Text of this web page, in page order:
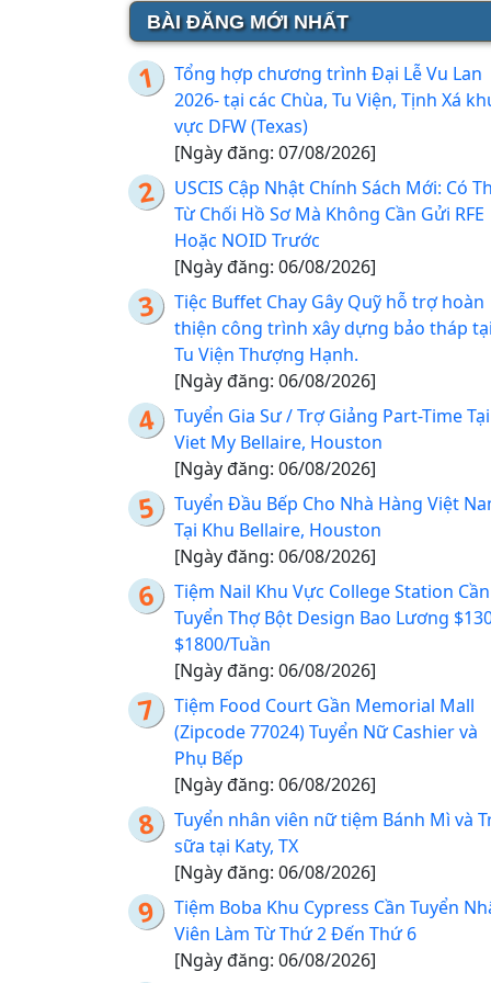
BÀI ĐĂNG MỚI NHẤT
Tổng hợp chương trình Đại Lễ Vu Lan
2026- tại các Chùa, Tu Viện, Tịnh Xá
vực DFW (Texas)
[Ngày đăng: 07/08/2026]
USCIS Cập Nhật Chính Sách Mới: Có
Từ Chối Hồ Sơ Mà Không Cần Gửi RFE
Hoặc NOID Trước
[Ngày đăng: 06/08/2026]
Tiệc Buffet Chay Gây Quỹ hỗ trợ hoàn
thiện công trình xây dựng bảo tháp tại
Tu Viện Thượng Hạnh.
[Ngày đăng: 06/08/2026]
Tuyển Gia Sư / Trợ Giảng Part-Time
Viet My Bellaire, Houston
[Ngày đăng: 06/08/2026]
Tuyển Đầu Bếp Cho Nhà Hàng Việt
Tại Khu Bellaire, Houston
[Ngày đăng: 06/08/2026]
Tiệm Nail Khu Vực College Station Cần
Tuyển Thợ Bột Design Bao Lương
$1800/Tuần
[Ngày đăng: 06/08/2026]
Tiệm Food Court Gần Memorial Mall
(Zipcode 77024) Tuyển Nữ Cashier và
Phụ Bếp
[Ngày đăng: 06/08/2026]
Tuyển nhân viên nữ tiệm Bánh Mì và
sữa tại Katy, TX
[Ngày đăng: 06/08/2026]
Tiệm Boba Khu Cypress Cần Tuyển
Viên Làm Từ Thứ 2 Đến Thứ 6
[Ngày đăng: 06/08/2026]